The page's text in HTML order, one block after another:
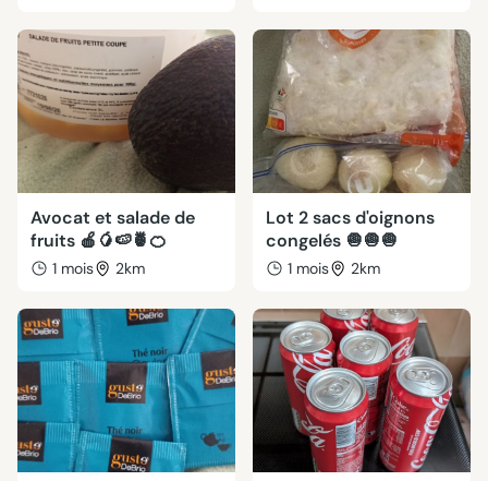
Avocat et salade de
fruits 🍎🥭🍉🍍🍊
1 mois 2km
Lot 2 sacs d'oignons
congelés 🧅🧅🧅
1 mois 2km